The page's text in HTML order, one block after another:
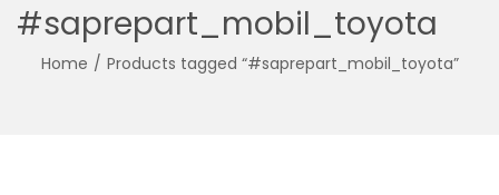
#saprepart_mobil_toyota
Home / Products tagged “#saprepart_mobil_toyota”